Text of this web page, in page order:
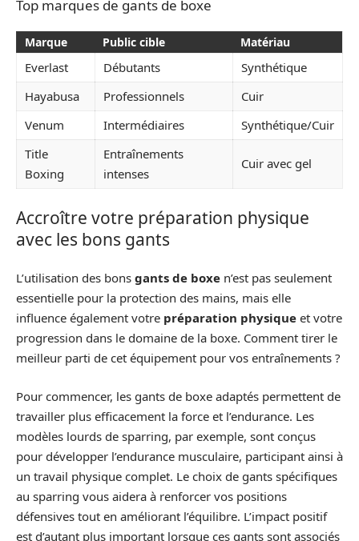
Top marques de gants de boxe
Marque Public cible Matériau
Everlast Débutants
Synthétique
Hayabusa
Professionnels
Cuir
Venum
Intermédiaires
Synthétique/Cuir
Title
Boxing
Entraînements
intenses
Cuir avec gel
Accroître votre préparation physique
avec les bons gants
L’utilisation des bons gants de boxe n’est pas seulement
essentielle pour la protection des mains, mais elle
influence également votre préparation physique et votre
progression dans le domaine de la boxe. Comment tirer le
meilleur parti de cet équipement pour vos entraînements ?
Pour commencer, les gants de boxe adaptés permettent de
travailler plus efficacement la force et l’endurance. Les
modèles lourds de sparring, par exemple, sont conçus
pour développer l’endurance musculaire, participant ainsi à
un travail physique complet. Le choix de gants spécifiques
au sparring vous aidera à renforcer vos positions
défensives tout en améliorant l’équilibre. L’impact positif
est d’autant plus important lorsque ces gants sont associés